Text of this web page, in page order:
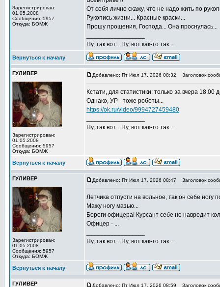
Зарегистрирован:
01.05.2008
Сообщения: 5957
Откуда: БОМЖ
От себя лично скажу, что не надо жить по
Рукопись жизни... Красные краски...
Прошу прощения, Господа... Она проснулась...
Ну, так вот... Ну, вот как-то так...
Вернуться к началу
ГУЛИВЕР
Зарегистрирован:
01.05.2008
Сообщения: 5957
Откуда: БОМЖ
Добавлено: Пт Июл 17, 2026 08:32 Заголовок
Кстати, для статистики: только за вчера
Однако, УР - тоже роботы...
https://ok.ru/video/9994727459480
Ну, так вот... Ну, вот как-то так...
Вернуться к началу
ГУЛИВЕР
Зарегистрирован:
01.05.2008
Сообщения: 5957
Откуда: БОМЖ
Добавлено: Пт Июл 17, 2026 08:47 Заголовок
Летчика отпусти на вольное, так он себе ногу
Мажу ногу мазью...
Береги офицера! Курсант себе не навредит
Офицер - ...
Ну, так вот... Ну, вот как-то так...
Вернуться к началу
ГУЛИВЕР Добавлено: Пт Июл 17, 2026 08:59 Заголовок